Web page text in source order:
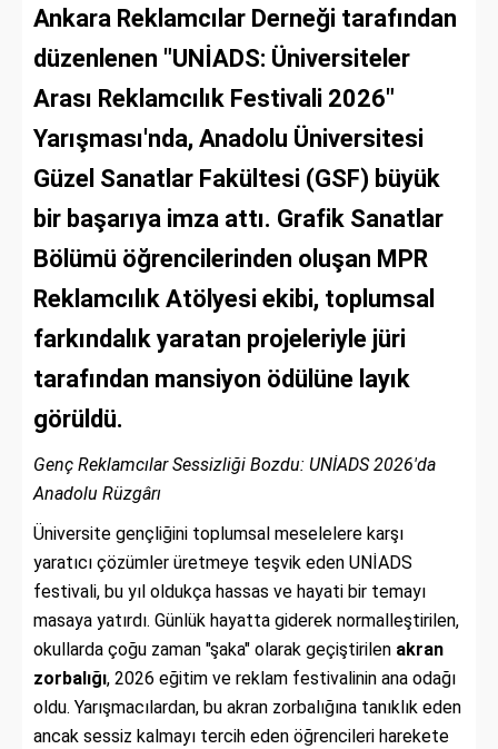
Ankara Reklamcılar Derneği tarafından
düzenlenen "UNİADS: Üniversiteler
Arası Reklamcılık Festivali 2026"
Yarışması'nda, Anadolu Üniversitesi
Güzel Sanatlar Fakültesi (GSF) büyük
bir başarıya imza attı. Grafik Sanatlar
Bölümü öğrencilerinden oluşan MPR
Reklamcılık Atölyesi ekibi, toplumsal
farkındalık yaratan projeleriyle jüri
tarafından mansiyon ödülüne layık
görüldü.
Genç Reklamcılar Sessizliği Bozdu: UNİADS 2026'da
Anadolu Rüzgârı
Üniversite gençliğini toplumsal meselelere karşı
yaratıcı çözümler üretmeye teşvik eden UNİADS
festivali, bu yıl oldukça hassas ve hayati bir temayı
masaya yatırdı. Günlük hayatta giderek normalleştirilen,
okullarda çoğu zaman "şaka" olarak geçiştirilen akran
zorbalığı, 2026 eğitim ve reklam festivalinin ana odağı
oldu. Yarışmacılardan, bu akran zorbalığına tanıklık eden
ancak sessiz kalmayı tercih eden öğrencileri harekete